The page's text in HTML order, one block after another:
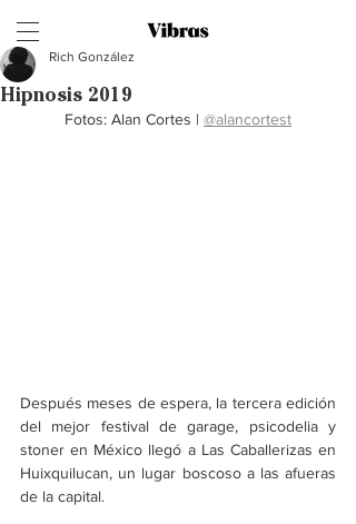
Hipnosis 2019
Rich González
Fotos: Alan Cortes | @alancortest
Después meses de espera, la tercera edición
del mejor festival de garage, psicodelia y
stoner en México llegó a Las Caballerizas en
Huixquilucan, un lugar boscoso a las afueras
de la capital.